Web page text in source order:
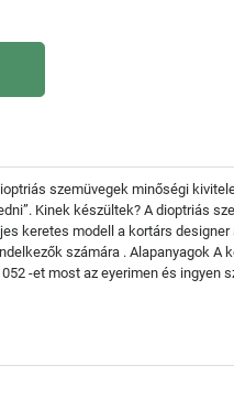
szemüvegek minőségi
Kinek készültek? A dioptriás
keretes modell a kortárs
számára . Alapanyagok A
-et most az eyerimen és ingyen